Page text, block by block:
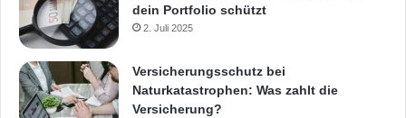
dein Portfolio schützt
2. Juli 2025
Versicherungsschutz bei
Naturkatastrophen: Was zahlt die
Versicherung?